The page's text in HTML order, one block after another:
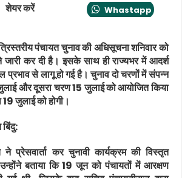
शेयर करें
Whastapp
पंचायत चुनाव की अधिसूचना शनिवार को
जारी कर दी है। इसके साथ ही राज्यभर में आदर्श
प्रभाव से लागू हो गई है। चुनाव दो चरणों में संपन्न
और दूसरा चरण 15 जुलाई को आयोजित किया
जुलाई को होगी।
बिंदु:
ने प्रेसवार्ता कर चुनावी कार्यक्रम की विस्तृत
बताया कि 19 जून को पंचायतों में आरक्षण